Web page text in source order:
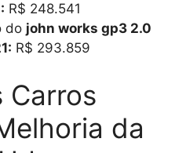
R$ 248.541
do john works gp3 2.0
R$ 293.859
Carros
da